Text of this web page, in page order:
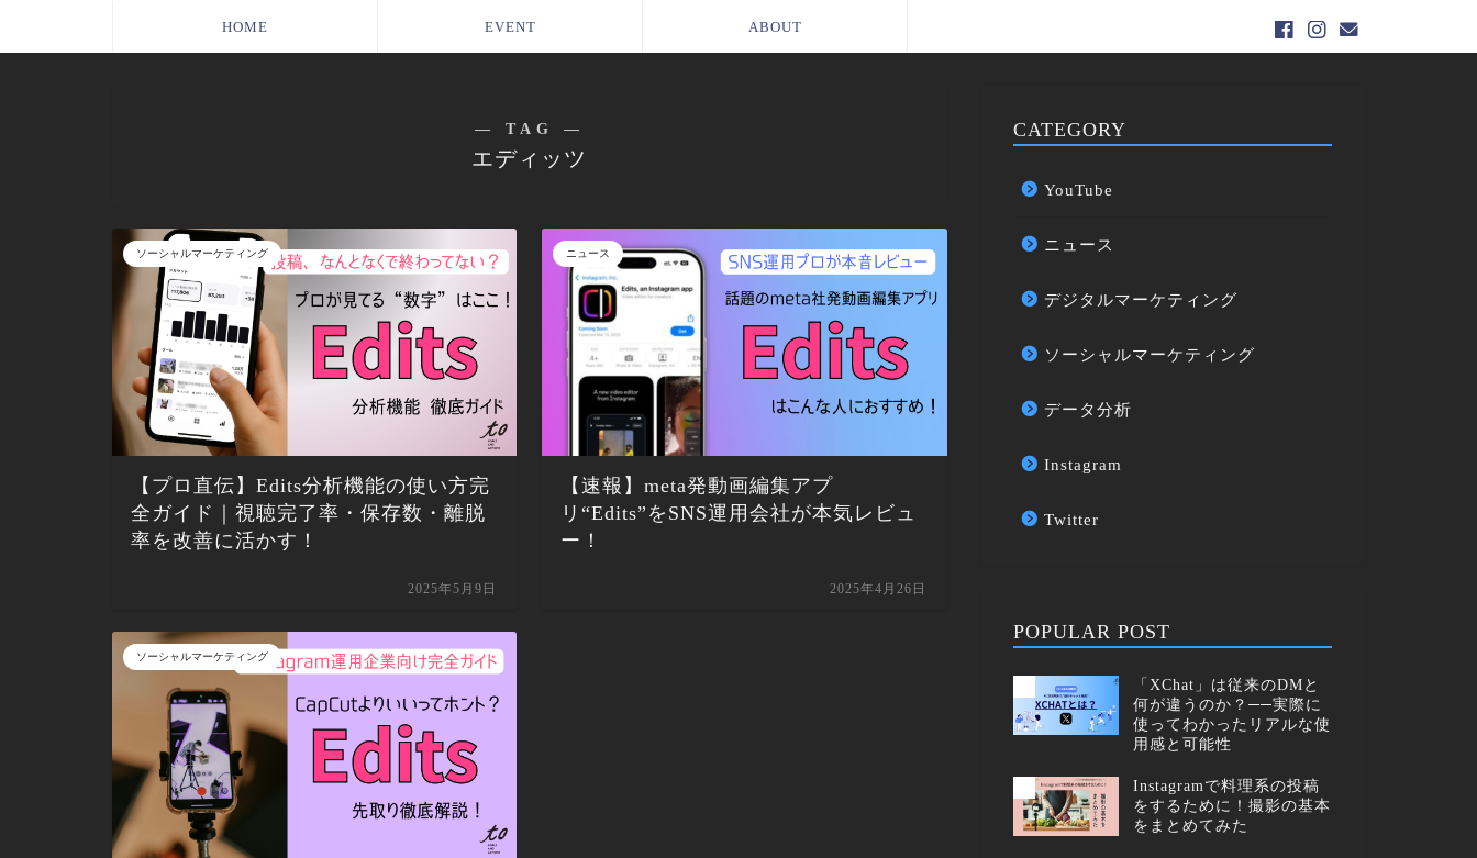
HOME EVENT ABOUT
― TAG ―
エディッツ
ソーシャルマーケティング
【プロ直伝】Edits分析機能の使い方完
全ガイド｜視聴完了率・保存数・離脱
率を改善に活かす！
2025年5月9日
ニュース
【速報】meta発動画編集アプ
リ“Edits”をSNS運用会社が本気レビュ
ー！
2025年4月26日
ソーシャルマーケティング
CATEGORY
YouTube
ニュース
デジタルマーケティング
ソーシャルマーケティング
データ分析
Instagram
Twitter
POPULAR POST
「XChat」は従来のDMと
何が違うのか？──実際に
使ってわかったリアルな使
用感と可能性
Instagramで料理系の投稿
をするために！撮影の基本
をまとめてみた